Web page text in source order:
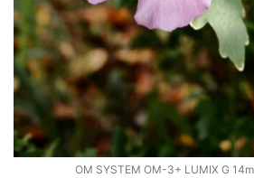
OM SYSTEM OM-3+ LUMIX G